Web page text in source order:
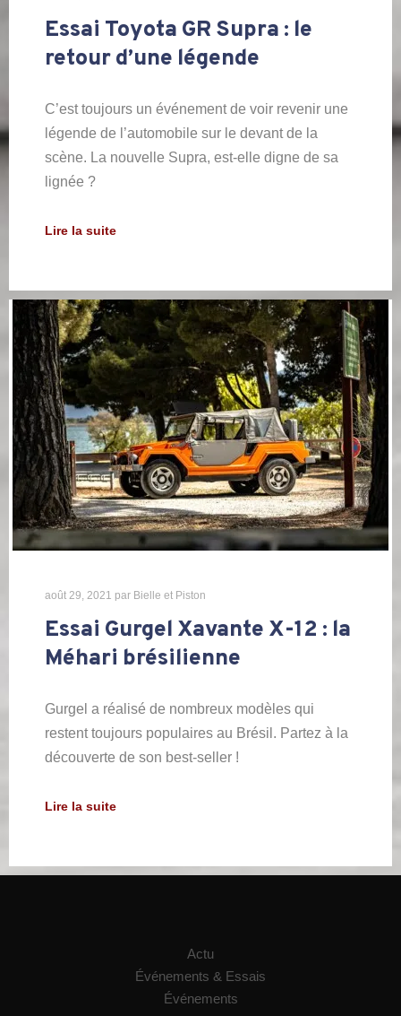
Essai Toyota GR Supra : le
retour d’une légende
C’est toujours un événement de voir revenir une
légende de l’automobile sur le devant de la
scène. La nouvelle Supra, est-elle digne de sa
lignée ?
Lire la suite
août 29, 2021 par Bielle et Piston
Essai Gurgel Xavante X-12 : la
Méhari brésilienne
Gurgel a réalisé de nombreux modèles qui
restent toujours populaires au Brésil. Partez à la
découverte de son best-seller !
Lire la suite
Actu
Événements & Essais
Événements